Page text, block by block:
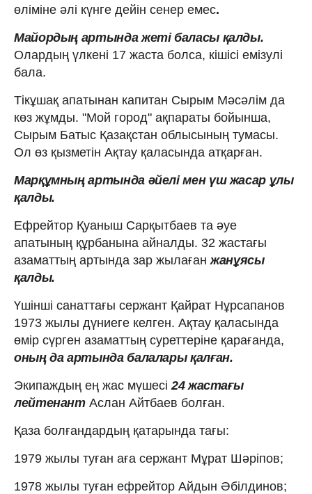
өліміне әлі күнге дейін сенер емес.
Майордың артында жеті баласы қалды.
Олардың үлкені 17 жаста болса, кішісі емізулі
бала.
Тікұшақ апатынан капитан Сырым Мәсәлім да
көз жұмды. "Мой город" ақпараты бойынша,
Сырым Батыс Қазақстан облысының тумасы.
Ол өз қызметін Ақтау қаласында атқарған.
Марқұмның артында әйелі мен үш жасар ұлы
қалды.
Ефрейтор Қуаныш Сарқытбаев та әуе
апатының құрбанына айналды. 32 жастағы
азаматтың артында зар жылаған жанұясы
қалды.
Үшінші санаттағы сержант Қайрат Нұрсапанов
1973 жылы дүниеге келген. Ақтау қаласында
өмір сүрген азаматтың суреттеріне қарағанда,
оның да артында балалары қалған.
Экипаждың ең жас мүшесі 24 жастағы
лейтенантАслан Айтбаев болған.
Қаза болғандардың қатарында тағы:
1979 жылы туған аға сержант Мұрат Шәріпов;
1978 жылы туған ефрейтор Айдын Әбілдинов;